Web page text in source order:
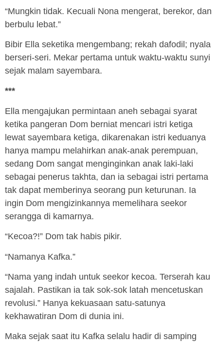
“Mungkin tidak. Kecuali Nona mengerat, berekor, dan
berbulu lebat.”
Bibir Ella seketika mengembang; rekah dafodil; nyala
berseri-seri. Mekar pertama untuk waktu-waktu sunyi
sejak malam sayembara.
***
Ella mengajukan permintaan aneh sebagai syarat
ketika pangeran Dom berniat mencari istri ketiga
lewat sayembara ketiga, dikarenakan istri keduanya
hanya mampu melahirkan anak-anak perempuan,
sedang Dom sangat menginginkan anak laki-laki
sebagai penerus takhta, dan ia sebagai istri pertama
tak dapat memberinya seorang pun keturunan. Ia
ingin Dom mengizinkannya memelihara seekor
serangga di kamarnya.
“Kecoa?!” Dom tak habis pikir.
“Namanya Kafka.”
“Nama yang indah untuk seekor kecoa. Terserah kau
sajalah. Pastikan ia tak sok-sok latah mencetuskan
revolusi.” Hanya kekuasaan satu-satunya
kekhawatiran Dom di dunia ini.
Maka sejak saat itu Kafka selalu hadir di samping